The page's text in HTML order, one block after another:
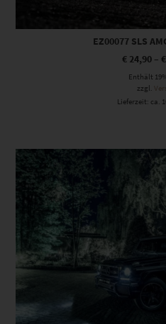
EZ00077 SLS
€ 24,90 – €
Enthält
zzgl.
Lieferzeit: ca.
Dieses Produkt